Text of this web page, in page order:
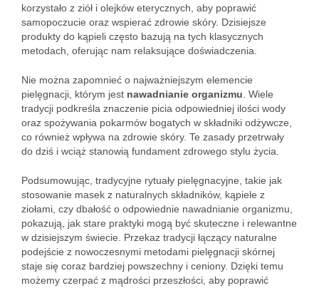
korzystało z ziół i olejków eterycznych, aby poprawić
samopoczucie oraz wspierać zdrowie skóry. Dzisiejsze
produkty do kąpieli często bazują na tych klasycznych
metodach, oferując nam relaksujące doświadczenia.
Nie można zapomnieć o najważniejszym elemencie
pielęgnacji, którym jest nawadnianie organizmu . Wiele
tradycji podkreśla znaczenie picia odpowiedniej ilości wody
oraz spożywania pokarmów bogatych w składniki odżywcze,
co również wpływa na zdrowie skóry. Te zasady przetrwały
do dziś i wciąż stanowią fundament zdrowego stylu życia.
Podsumowując, tradycyjne rytuały pielęgnacyjne, takie jak
stosowanie masek z naturalnych składników, kąpiele z
ziołami, czy dbałość o odpowiednie nawadnianie organizmu,
pokazują, jak stare praktyki mogą być skuteczne i relewantne
w dzisiejszym świecie. Przekaz tradycji łączący naturalne
podejście z nowoczesnymi metodami pielęgnacji skórnej
staje się coraz bardziej powszechny i ceniony. Dzięki temu
możemy czerpać z mądrości przeszłości, aby poprawić